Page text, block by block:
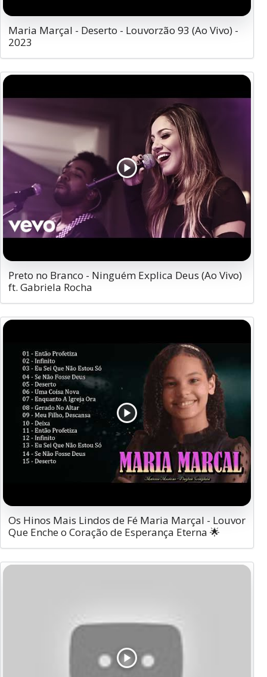
Maria Marçal - Deserto - Louvorzão 93 (Ao Vivo) -
2023
Preto no Branco - Ninguém Explica Deus (Ao Vivo)
ft. Gabriela Rocha
Os Hinos Mais Lindos de Fé Maria Marçal - Louvor
Que Enche o Coração de Esperança Eterna 🌟